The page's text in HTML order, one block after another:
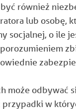
również
lub osobę,
socjalnej, o ile
może odbywać
przypadki w